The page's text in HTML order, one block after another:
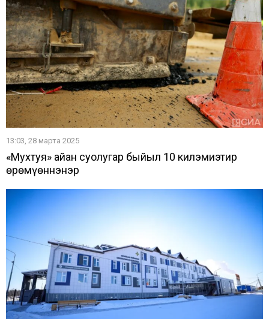
13:03, 28 марта 2025
«Мухтуя» айан суолугар быйыл 10 килэмиэтир
өрөмүөннэнэр